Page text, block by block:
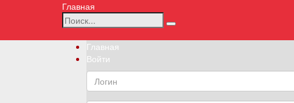
Главная
Главная
Войти